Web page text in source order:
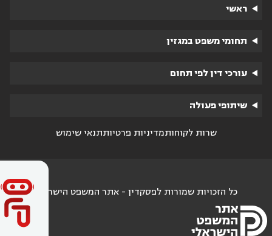
ראשי
תחומי משפט במגזין
עורכי דין לפי תחום
שיתופי פעולה
שרות לקוחותמדיניות פרטיותתנאי שימוש
כל הזכויות שמורות לפסקדין - אתר המשפט הישראלי